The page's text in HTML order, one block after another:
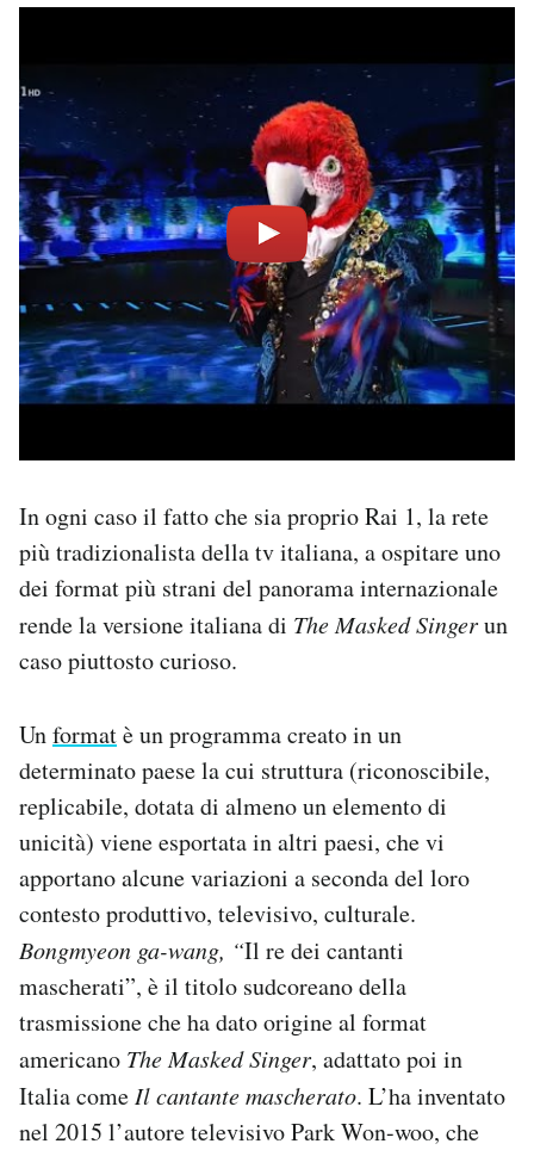
In ogni caso il fatto che sia proprio Rai 1, la rete
più tradizionalista della tv italiana, a ospitare uno
dei format più strani del panorama internazionale
rende la versione italiana di The Masked Singerun
caso piuttosto curioso.
Unformatè un programma creato in un
determinato paese la cui struttura (riconoscibile,
replicabile, dotata di almeno un elemento di
unicità) viene esportata in altri paesi, che vi
apportano alcune variazioni a seconda del loro
contesto produttivo, televisivo, culturale.
Bongmyeon ga-wang, “Il re dei cantanti
mascherati”, è il titolo sudcoreano della
trasmissione che ha dato origine al format
americano The Masked Singer, adattato poi in
Italia come Il cantante mascherato. L’ha inventato
nel 2015 l’autore televisivoPark Won-woo, che